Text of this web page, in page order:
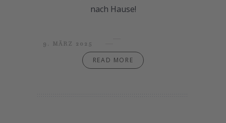
nach Hause!
9. MÄRZ 2025
READ MORE